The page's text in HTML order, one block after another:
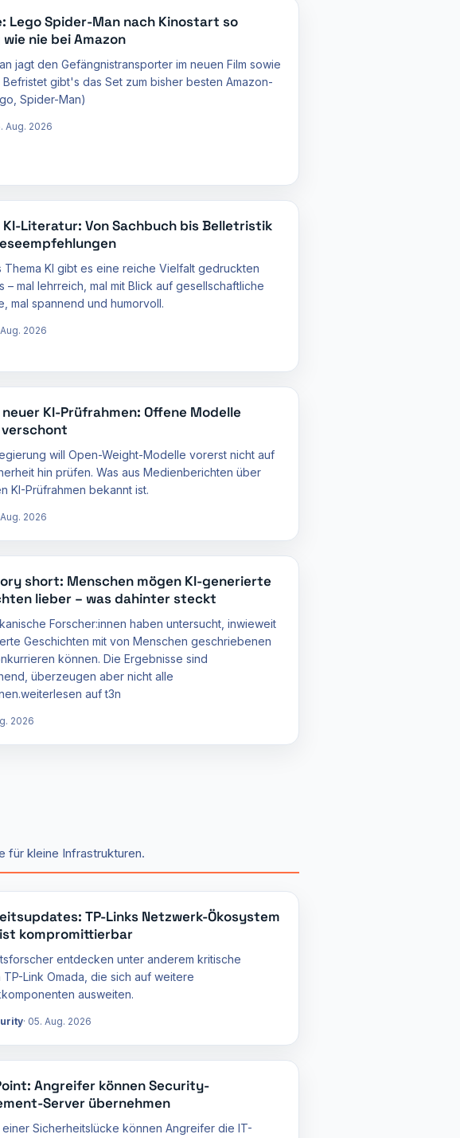
Lego Spider-Man nach Kinostart so
nie bei Amazon
jagt den Gefängnistransporter im neuen Film sowie
gibt's das Set zum bisher besten Amazon-
Spider-Man)
Aug. 2026
KI-Literatur: Von Sachbuch bis Belletristik
Thema KI gibt es eine reiche Vielfalt gedruckten
– mal lehrreich, mal mit Blick auf gesellschaftliche
mal spannend und humorvoll.
2026
KI-Prüfrahmen: Offene Modelle
will Open-Weight-Modelle vorerst nicht auf
hin prüfen. Was aus Medienberichten über
KI-Prüfrahmen bekannt ist.
2026
short: Menschen mögen KI-generierte
lieber – was dahinter steckt
Forscher:innen haben untersucht, inwieweit
Geschichten mit von Menschen geschriebenen
können. Die Ergebnisse sind
überzeugen aber nicht alle
auf t3n
2026
für kleine Infrastrukturen.
TP-Links Netzwerk-Ökosystem
kompromittierbar
entdecken unter anderem kritische
TP-Link Omada, die sich auf weitere
ausweiten.
05. Aug. 2026
Angreifer können Security-
Server übernehmen
Sicherheitslücke können Angreifer die IT-